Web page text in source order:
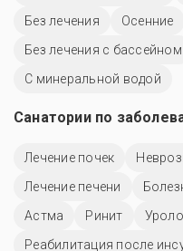
Без лечения
Осенние
Без лечения с бассейном
С минеральной водой
Санатории по
Лечение почек
Лечение печени
Астма
Ринит
Реабилитация после